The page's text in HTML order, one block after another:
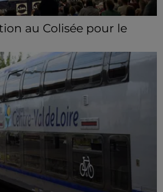
au Colisée pour le
reçoivent Pontault-